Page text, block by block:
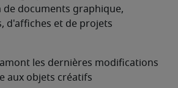
documents graphique,
d'affiches et de projets
les dernières modifications
aux objets créatifs